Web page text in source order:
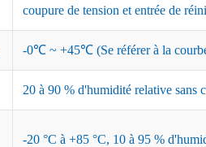
coupure de tension et entrée de
-0℃ ~ +45℃ (Se référer à la courbe
20 à 90 % d'humidité relative sans
-20 °C à +85 °C, 10 à 95 %